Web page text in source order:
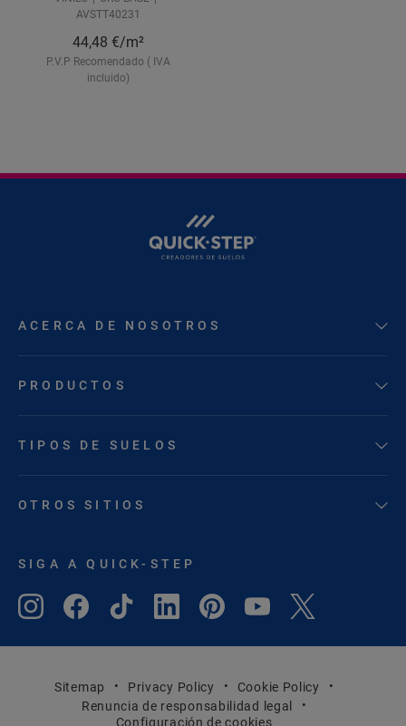
AVSTT40231
44,48 €/m²
P.V.P Recomendado ( IVA
incluido)
ACERCA DE NOSOTROS
PRODUCTOS
TIPOS DE SUELOS
OTROS SITIOS
SIGA A QUICK-STEP
Sitemap Privacy Policy
Cookie Policy
Renuncia de responsabilidad legal
Configuración de cookies